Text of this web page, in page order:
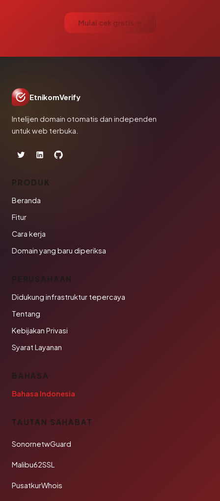
Mulai cek gratis →
EtnikomVerify
Intelijen domain otomatis dan independen
untuk web terbuka.
PRODUK
Beranda
Fitur
Cara kerja
Domain yang baru diperiksa
PERUSAHAAN
Didukung infrastruktur tepercaya
Tentang
Kebijakan Privasi
Syarat Layanan
BAHASA
Bahasa Indonesia
TAUTAN SAHABAT
SonornetwGuard
Malibu62SSL
PusatkurWhois